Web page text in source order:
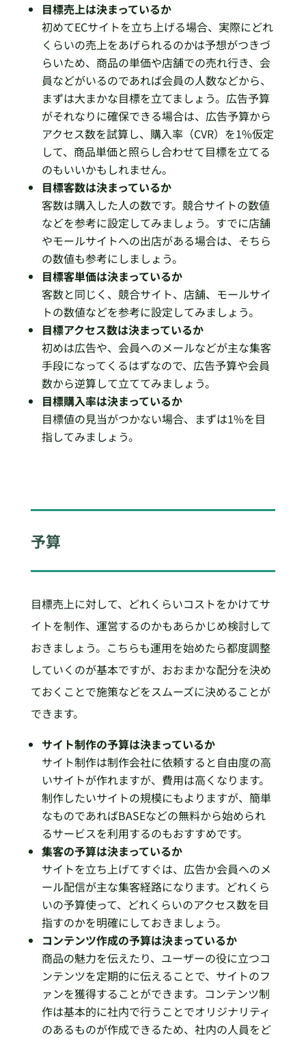
目標売上は決まっているか
初めてECサイトを立ち上げる場合、実際にどれ
くらいの売上をあげられるのかは予想がつきづ
らいため、商品の単価や店舗での売れ行き、会
員などがいるのであれば会員の人数などから、
まずは大まかな目標を立てましょう。広告予算
がそれなりに確保できる場合は、広告予算から
アクセス数を試算し、購入率（CVR）を1%仮定
して、商品単価と照らし合わせて目標を立てる
のもいいかもしれません。
目標客数は決まっているか
客数は購入した人の数です。競合サイトの数値
などを参考に設定してみましょう。すでに店舗
やモールサイトへの出店がある場合は、そちら
の数値も参考にしましょう。
目標客単価は決まっているか
客数と同じく、競合サイト、店舗、モールサイ
トの数値などを参考に設定してみましょう。
目標アクセス数は決まっているか
初めは広告や、会員へのメールなどが主な集客
手段になってくるはずなので、広告予算や会員
数から逆算して立ててみましょう。
目標購入率は決まっているか
目標値の見当がつかない場合、まずは1%を目
指してみましょう。
予算
目標売上に対して、どれくらいコストをかけてサ
イトを制作、運営するのかもあらかじめ検討して
おきましょう。こちらも運用を始めたら都度調整
していくのが基本ですが、おおまかな配分を決め
ておくことで施策などをスムーズに決めることが
できます。
サイト制作の予算は決まっているか
サイト制作は制作会社に依頼すると自由度の高
いサイトが作れますが、費用は高くなります。
制作したいサイトの規模にもよりますが、簡単
なものであればBASEなどの無料から始められ
るサービスを利用するのもおすすめです。
集客の予算は決まっているか
サイトを立ち上げてすぐは、広告か会員へのメ
ール配信が主な集客経路になります。どれくら
いの予算使って、どれくらいのアクセス数を目
指すのかを明確にしておきましょう。
コンテンツ作成の予算は決まっているか
商品の魅力を伝えたり、ユーザーの役に立つコ
ンテンツを定期的に伝えることで、サイトのフ
ァンを獲得することができます。コンテンツ制
作は基本的に社内で行うことでオリジナリティ
のあるものが作成できるため、社内の人員をど